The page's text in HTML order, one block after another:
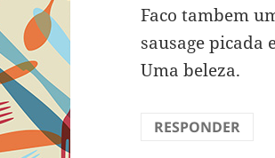
Faco tambem
sausage picada
Uma beleza.
RESPONDER